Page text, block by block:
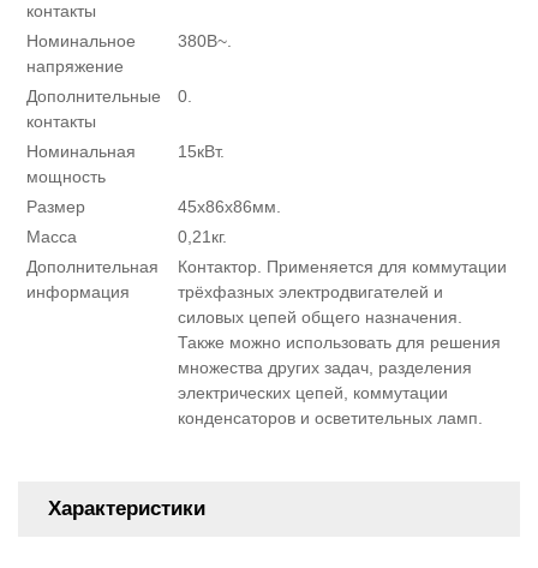
контакты
Номинальное
напряжение
380В~.
Дополнительные
контакты
0.
Номинальная
мощность
15кВт.
Размер
45х86х86мм.
Масса
0,21кг.
Дополнительная
информация
Контактор. Применяется для коммутации
трёхфазных электродвигателей и
силовых цепей общего назначения.
Также можно использовать для решения
множества других задач, разделения
электрических цепей, коммутации
конденсаторов и осветительных ламп.
Характеристики